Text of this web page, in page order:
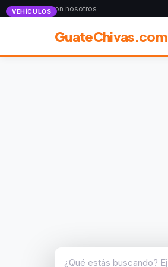
Anunciate con nosotros
GuateChivas.com
VEHÍCULOS